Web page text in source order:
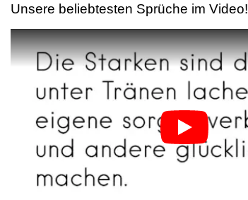
Unsere beliebtesten Sprüche im Video!